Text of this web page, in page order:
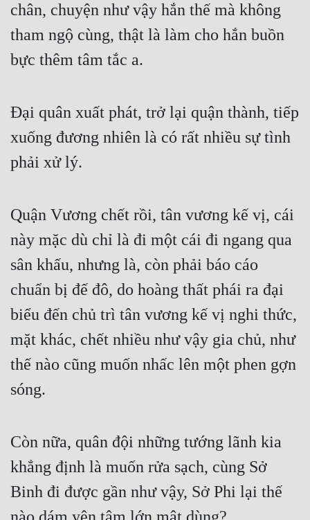
chân, chuyện như vậy hắn thế mà không
tham ngộ cùng, thật là làm cho hắn buồn
bực thêm tâm tắc a.
Đại quân xuất phát, trở lại quận thành, tiếp
xuống đương nhiên là có rất nhiều sự tình
phải xử lý.
Quận Vương chết rồi, tân vương kế vị, cái
này mặc dù chỉ là đi một cái đi ngang qua
sân khấu, nhưng là, còn phải báo cáo
chuẩn bị đế đô, do hoàng thất phái ra đại
biểu đến chủ trì tân vương kế vị nghi thức,
mặt khác, chết nhiều như vậy gia chủ, như
thế nào cũng muốn nhấc lên một phen gợn
sóng.
Còn nữa, quân đội những tướng lãnh kia
khẳng định là muốn rửa sạch, cùng Sở
Binh đi được gần như vậy, Sở Phi lại thế